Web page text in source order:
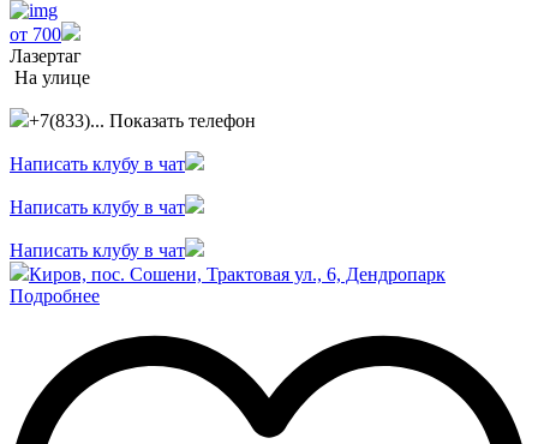
от 700
Лазертаг
На улице
+7(833)... Показать телефон
Написать клубу в чат
Написать клубу в чат
Написать клубу в чат
Киров, пос. Сошени, Трактовая ул., 6, Дендропарк
Подробнее